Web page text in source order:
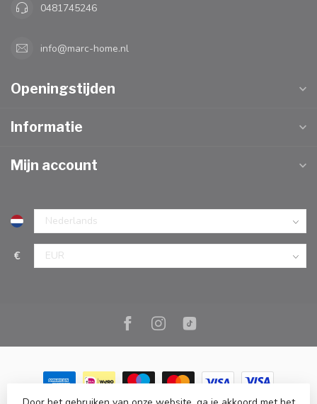
0481745246
info@marc-home.nl
Openingstijden
Informatie
Mijn account
€